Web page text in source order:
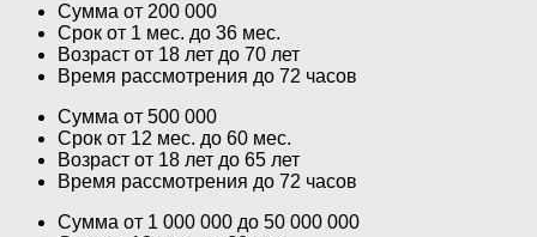
Сумма от 200 000
Срок от 1 мес. до 36 мес.
Возраст от 18 лет до 70 лет
Время рассмотрения до 72 часов
Сумма от 500 000
Срок от 12 мес. до 60 мес.
Возраст от 18 лет до 65 лет
Время рассмотрения до 72 часов
Сумма от 1 000 000 до 50 000 000